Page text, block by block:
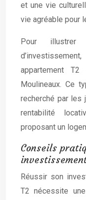
et une vie
vie agréable pour
Pour illustrer
appartement
Moulineaux. Ce
recherché par les
rentabilité
proposant un
Conseils
Réussir son
T2 nécessite